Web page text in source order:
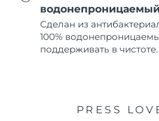
водонепроницаемый
Сделан из
100%
поддерживать в чистоте.
PRESS